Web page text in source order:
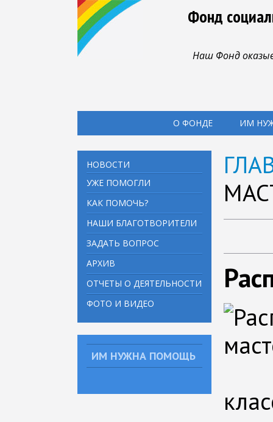
Фонд
Наш Фонд
О ФОНДЕ ИМ
НОВОСТИ
УЖЕ ПОМОГЛИ
КАК ПОМОЧЬ?
НАШИ БЛАГОТВОРИТЕЛИ
ЗАДАТЬ ВОПРОС
АРХИВ
ОТЧЕТЫ О ДЕЯТЕЛЬНОСТИ
ФОТО И ВИДЕО
ИМ НУЖНА ПОМОЩЬ